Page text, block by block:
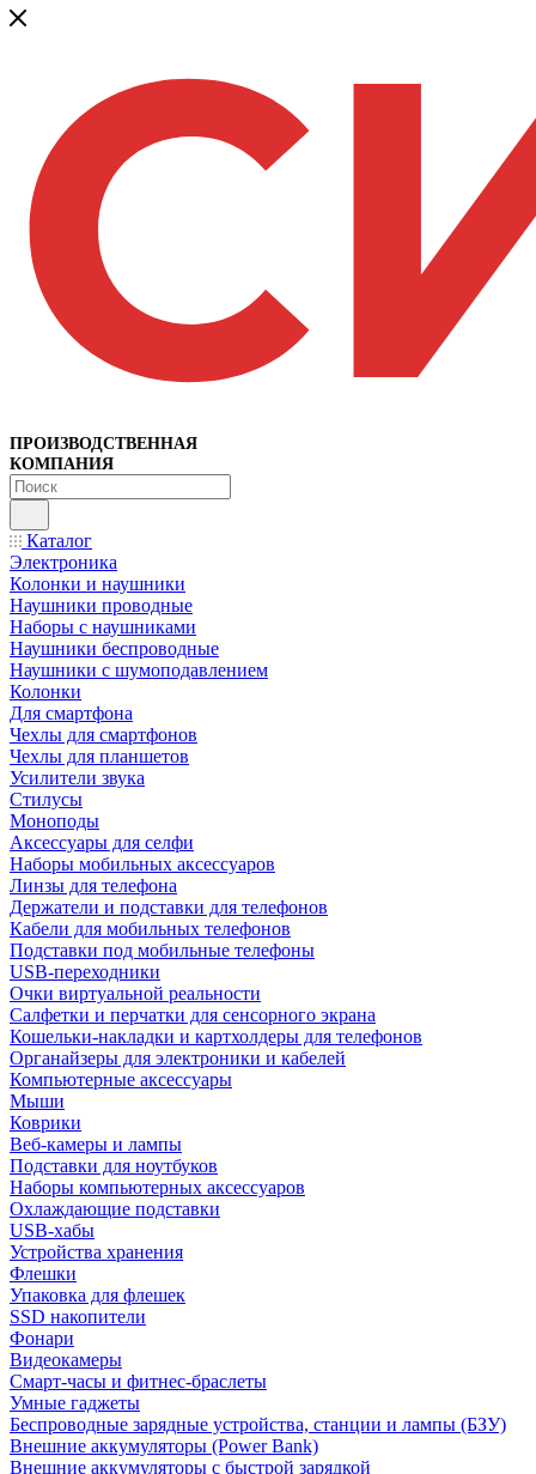
ПРОИЗВОДСТВЕННАЯ
КОМПАНИЯ
Каталог
Электроника
Колонки и наушники
Наушники проводные
Наборы с наушниками
Наушники беспроводные
Наушники с шумоподавлением
Колонки
Для смартфона
Чехлы для смартфонов
Чехлы для планшетов
Усилители звука
Стилусы
Моноподы
Аксессуары для селфи
Наборы мобильных аксессуаров
Линзы для телефона
Держатели и подставки для телефонов
Кабели для мобильных телефонов
Подставки под мобильные телефоны
USB-переходники
Очки виртуальной реальности
Салфетки и перчатки для сенсорного экрана
Кошельки-накладки и картхолдеры для телефонов
Органайзеры для электроники и кабелей
Компьютерные аксессуары
Мыши
Коврики
Веб-камеры и лампы
Подставки для ноутбуков
Наборы компьютерных аксессуаров
Охлаждающие подставки
USB-хабы
Устройства хранения
Флешки
Упаковка для флешек
SSD накопители
Фонари
Видеокамеры
Смарт-часы и фитнес-браслеты
Умные гаджеты
Беспроводные зарядные устройства, станции и лампы (БЗУ)
Внешние аккумуляторы (Power Bank)
Внешние аккумуляторы с быстрой зарядкой